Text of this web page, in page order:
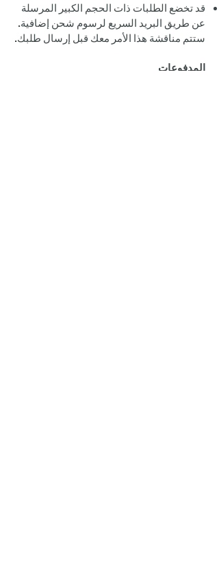
قد تخضع الطلبات ذات الحجم الكبير المرسلة
عن طريق البريد السريع لرسوم شحن إضافية.
ستتم مناقشة هذا الأمر معك قبل إرسال طلبك.
المدفوعات